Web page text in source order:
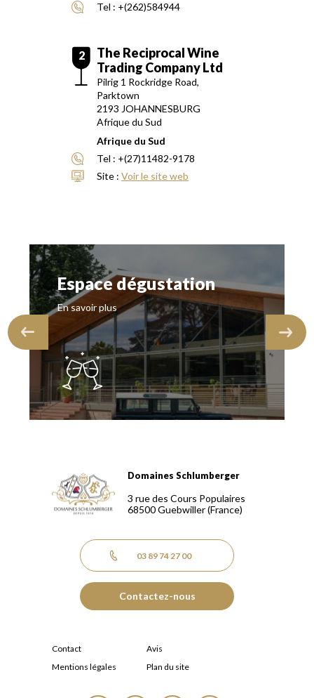
Tel : +(262)584944
2
The Reciprocal Wine
Trading Company Ltd
Pilrig 1 Rockridge Road,
Parktown
2193 JOHANNESBURG
Afrique du Sud
Afrique du Sud
Tel : +(27)11482-9178
Site : Voir le site web
Espace dégustation
En savoir plus
Domaines Schlumberger Vignerons 100% récoltants
Domaines Schlumberger
3 rue des Cours Populaires
68500Guebwiller(France)
03 89 74 27 00
Contactez-nous
Contact
Avis
Mentions légales
Plan du site